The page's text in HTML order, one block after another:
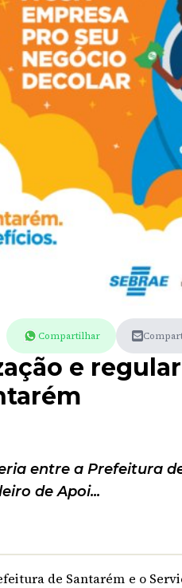
Compartilhar
e
entre a Prefeitura
de Apoi...
de Santarém e o